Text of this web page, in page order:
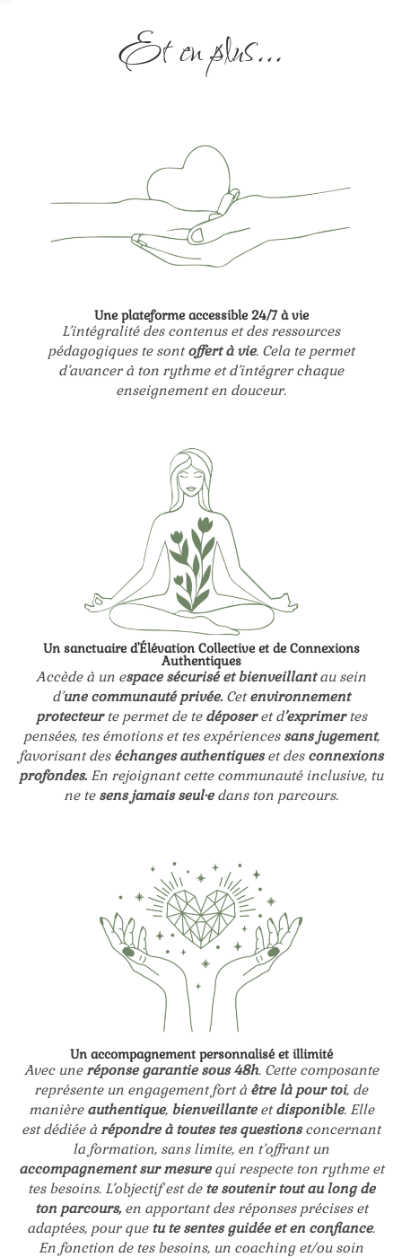
Et en plus...
Une plateforme accessible 24/7 à vie
L’intégralité des contenus et des ressources
pédagogiques te sontoffert à vie. Cela te permet
d’avancer à ton rythme et d’intégrer chaque
enseignement en douceur.
Un sanctuaire d'Élévation Collective et de Connexions
Authentiques
Accède à un espace sécurisé et bienveillantau sein
d’une communauté privée. Cetenvironnement
protecteurte permet de te déposeret d’exprimertes
pensées, tes émotions et tes expériences sans jugement,
favorisant des échanges authentiqueset desconnexions
profondes. En rejoignant cette communauté inclusive, tu
ne te sens jamais seul·edans ton parcours.
Un accompagnement personnalisé et illimité
Avec une réponse garantie sous 48h. Cette composante
représente un engagement fort àêtre là pour toi, de
manière authentique, bienveillanteetdisponible. Elle
est dédiée àrépondre à toutes tes questionsconcernant
la formation, sans limite, en t’offrant un
accompagnement sur mesurequi respecte ton rythme et
tes besoins. L’objectif est de te soutenir tout au long de
ton parcours,en apportant des réponses précises et
adaptées, pour quetu te sentes guidée et en confiance.
En fonction de tes besoins, un coaching et/ou soin